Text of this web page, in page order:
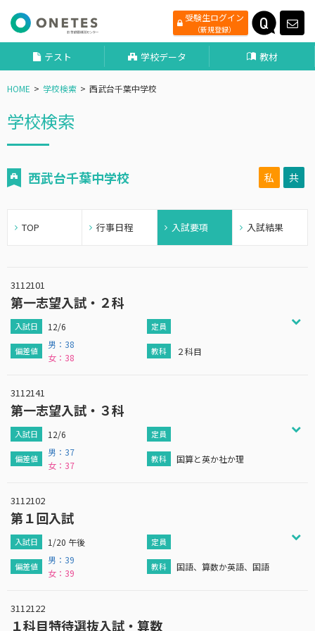
受験生ログイン
（新規登録）
テスト 学校データ 教材
HOME 学校検索 西武台千葉中学校
学校検索
西武台千葉中学校 私 共
TOP 行事日程 入試要項 入試結果
3112101
第一志望入試・２科
12/6
２科目
男：38
女：38
3112141
第一志望入試・３科
12/6
国算と英か社か理
男：37
女：37
3112102
第１回入試
1/20 午後
国語、算数か英語、国語
男：39
女：39
3112122
１科目特待選抜入試・算数